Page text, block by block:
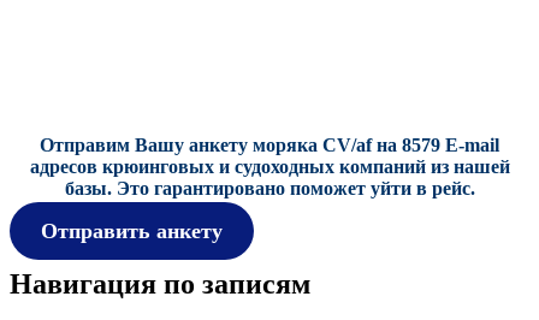
Отправим Вашу анкету моряка CV/af на 8579 E-mail
адресов крюинговых и судоходных компаний из нашей
базы. Это гарантировано поможет уйти в рейс.
Отправить анкету
Навигация по записям